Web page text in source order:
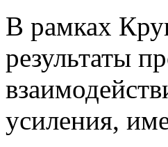
В рамках
результаты
усиления,